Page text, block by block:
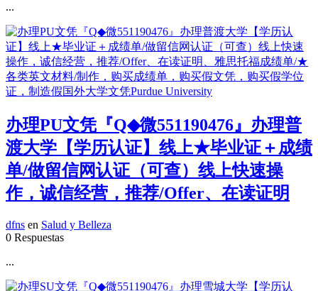
...
办理PU文凭『Q◆微551190476』办理普
渡大学【学历认证】线上★毕业证＋成绩
单/做留信网认证（可查）线上快速操
作，诚信经营，推荐/Offer、在读证明
dfns en Salud y Belleza
0 Respuestas
...